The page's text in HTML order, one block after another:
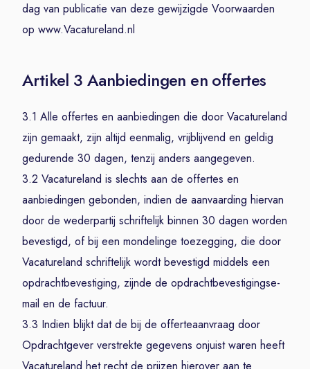
dag van publicatie van deze gewijzigde Voorwaarden
op www.Vacatureland.nl
Artikel 3 Aanbiedingen en offertes
3.1 Alle offertes en aanbiedingen die door Vacatureland
zijn gemaakt, zijn altijd eenmalig, vrijblijvend en geldig
gedurende 30 dagen, tenzij anders aangegeven.
3.2 Vacatureland is slechts aan de offertes en
aanbiedingen gebonden, indien de aanvaarding hiervan
door de wederpartij schriftelijk binnen 30 dagen worden
bevestigd, of bij een mondelinge toezegging, die door
Vacatureland schriftelijk wordt bevestigd middels een
opdrachtbevestiging, zijnde de opdrachtbevestigingse-
mail en de factuur.
3.3 Indien blijkt dat de bij de offerteaanvraag door
Opdrachtgever verstrekte gegevens onjuist waren heeft